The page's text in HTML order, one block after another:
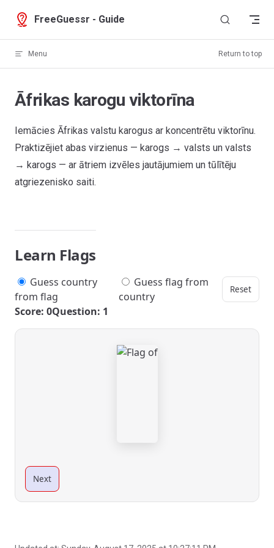
Skip to content
FreeGuessr - Guide
Menu Return to top
Āfrikas karogu viktorīna
Iemācies Āfrikas valstu karogus ar koncentrētu viktorīnu.
Praktizējiet abas virzienus — karogs → valsts un valsts
→ karogs — ar ātriem izvēles jautājumiem un tūlītēju
atgriezenisko saiti.
Learn Flags
Guess country
from flag
Guess flag from
country
Reset
Score: 0Question: 1
Next